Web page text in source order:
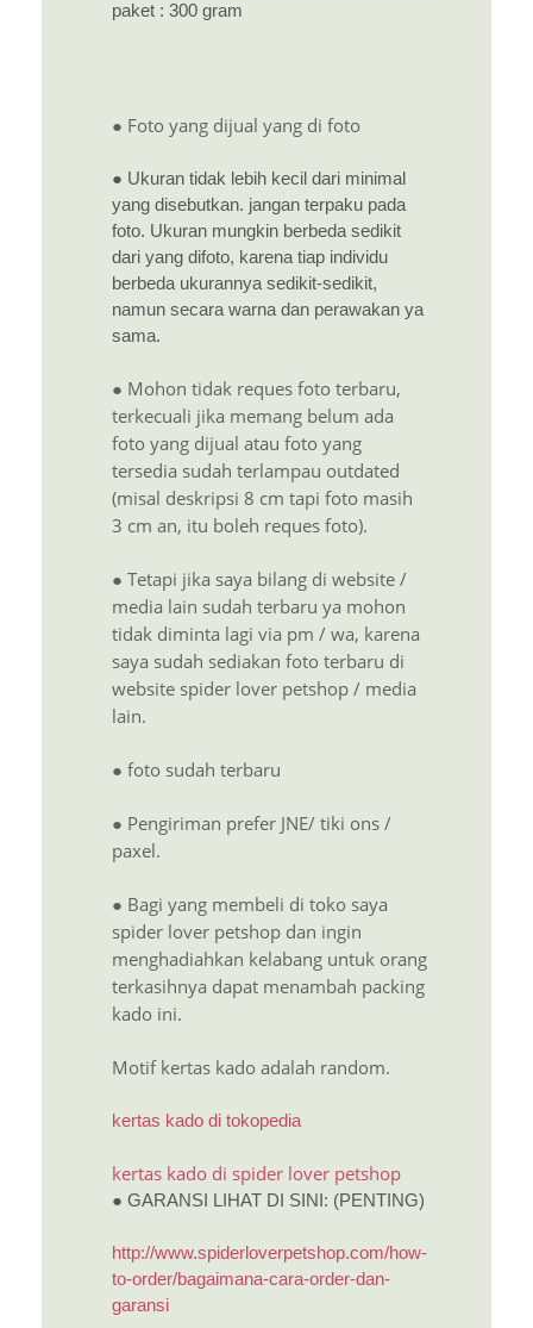
paket : 300 gram
● Foto yang dijual yang di foto
● Ukuran tidak lebih kecil dari minimal
yang disebutkan. jangan terpaku pada
foto. Ukuran mungkin berbeda sedikit
dari yang difoto, karena tiap individu
berbeda ukurannya sedikit-sedikit,
namun secara warna dan perawakan ya
sama.
● Mohon tidak reques foto terbaru,
terkecuali jika memang belum ada
foto yang dijual atau foto yang
tersedia sudah terlampau outdated
(misal deskripsi 8 cm tapi foto masih
3 cm an, itu boleh reques foto).
● Tetapi jika saya bilang di website /
media lain sudah terbaru ya mohon
tidak diminta lagi via pm / wa, karena
saya sudah sediakan foto terbaru di
website spider lover petshop / media
lain.
● foto sudah terbaru
● Pengiriman prefer JNE/ tiki ons /
paxel.
● Bagi yang membeli di toko saya
spider lover petshop dan ingin
menghadiahkan kelabang untuk orang
terkasihnya dapat menambah packing
kado ini.
Motif kertas kado adalah random.
kertas kado di tokopedia
kertas kado di spider lover petshop
● GARANSI LIHAT DI SINI: (PENTING)
http://www.spiderloverpetshop.com/how-
to-order/bagaimana-cara-order-dan-
garansi